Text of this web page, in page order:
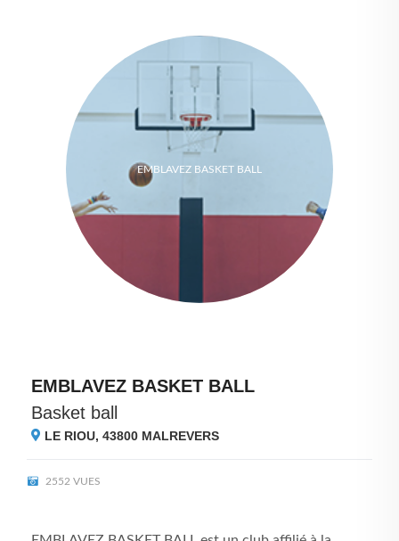
EMBLAVEZ BASKET BALL
EMBLAVEZ BASKET BALL
Basket ball
LE RIOU, 43800 MALREVERS
2552 VUES